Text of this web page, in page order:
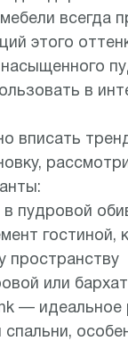
всегда
этого
в
вписать
пудровой
гостиной,
пространству
или
— идеальное